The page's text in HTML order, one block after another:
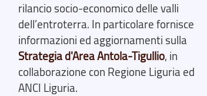
rilancio socio-economico delle valli
dell’entroterra. In particolare fornisce
informazioni ed aggiornamenti sulla
Strategia d'Area Antola-Tigullio, in
collaborazione con Regione Liguria ed
ANCI Liguria.